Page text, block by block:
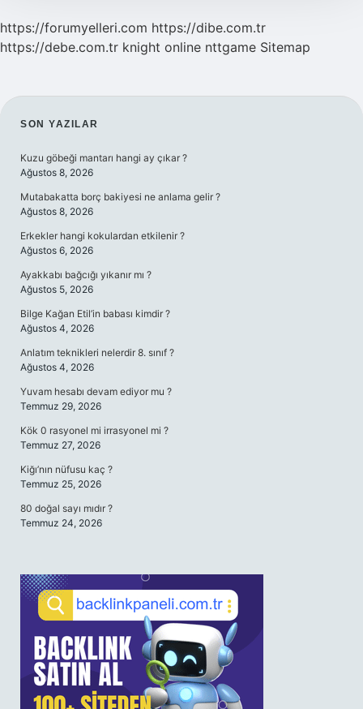
https://forumyelleri.com https://dibe.com.tr
https://debe.com.tr knight online nttgame Sitemap
SIDEBAR
SON YAZILAR
Kuzu göbeği mantarı hangi ay çıkar ?
Ağustos 8, 2026
Mutabakatta borç bakiyesi ne anlama gelir ?
Ağustos 8, 2026
Erkekler hangi kokulardan etkilenir ?
Ağustos 6, 2026
Ayakkabı bağcığı yıkanır mı ?
Ağustos 5, 2026
Bilge Kağan Etil’in babası kimdir ?
Ağustos 4, 2026
Anlatım teknikleri nelerdir 8. sınıf ?
Ağustos 4, 2026
Yuvam hesabı devam ediyor mu ?
Temmuz 29, 2026
Kök 0 rasyonel mi irrasyonel mi ?
Temmuz 27, 2026
Kiğı’nın nüfusu kaç ?
Temmuz 25, 2026
80 doğal sayı mıdır ?
Temmuz 24, 2026